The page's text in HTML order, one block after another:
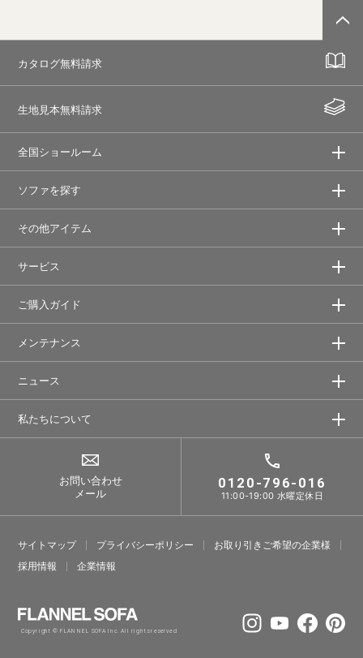
カタログ無料請求
生地見本無料請求
全国ショールーム
ソファを探す
その他アイテム
サービス
ご購入ガイド
メンテナンス
ニュース
私たちについて
お問い合わせ
メール
0120-796-016
11:00-19:00 水曜定休日
サイトマップ プライバシーポリシー
お取り引きご希望の企業様
採⽤情報
企業情報
Copyright © FLANNEL SOFA Inc. All rights reserved